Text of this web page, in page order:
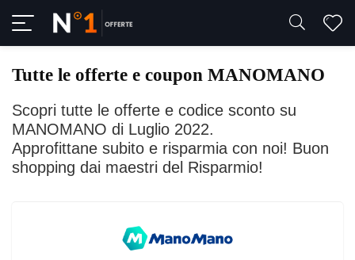
Tutte le offerte e coupon MANOMANO
Scopri tutte le offerte e codice sconto su
MANOMANO di Luglio 2022.
Approfittane subito e risparmia con noi! Buon
shopping dai maestri del Risparmio!